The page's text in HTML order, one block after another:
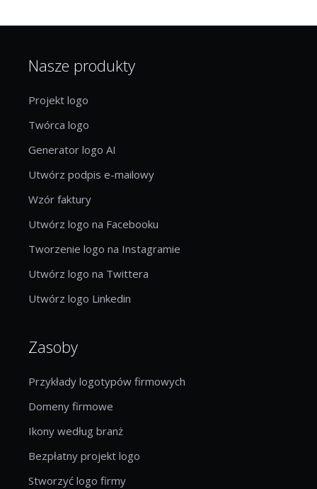
Nasze produkty
Projekt logo
Twórca logo
Generator logo AI
Utwórz podpis e-mailowy
Wzór faktury
Utwórz logo na Facebooku
Tworzenie logo na Instagramie
Utwórz logo na Twittera
Utwórz logo Linkedin
Zasoby
Przykłady logotypów firmowych
Domeny firmowe
Ikony według branż
Bezpłatny projekt logo
Stworzyć logo firmy